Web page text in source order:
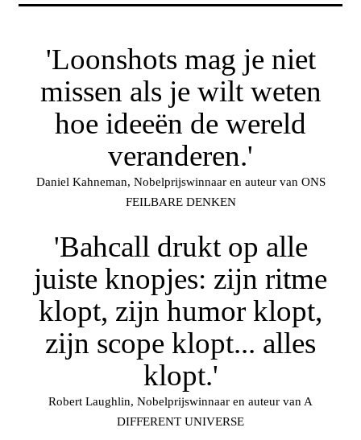
'Loonshots mag je niet
missen als je wilt weten
hoe ideeën de wereld
veranderen.'
Daniel Kahneman, Nobelprijswinnaar en auteur van ONS
FEILBARE DENKEN
'Bahcall drukt op alle
juiste knopjes: zijn ritme
klopt, zijn humor klopt,
zijn scope klopt... alles
klopt.'
Robert Laughlin, Nobelprijswinnaar en auteur van A
DIFFERENT UNIVERSE